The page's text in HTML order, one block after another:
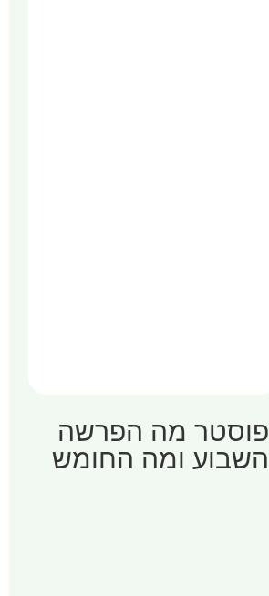
פוסטר מה הפרשה
השבוע ומה החומש